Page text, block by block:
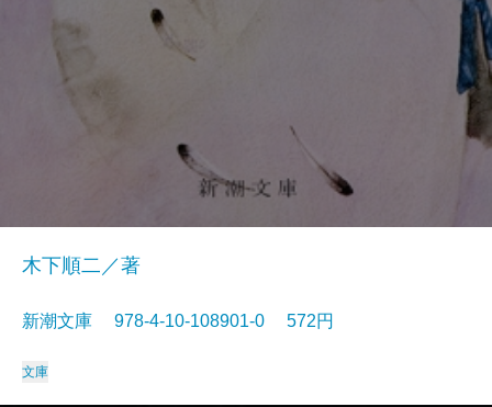
木下順二／著
新潮文庫 978-4-10-108901-0 572円
文庫